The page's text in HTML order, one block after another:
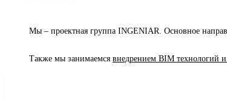
Мы – проектная группа INGENIAR. Основное
Также мы занимаемся внедрением BIM технологий и